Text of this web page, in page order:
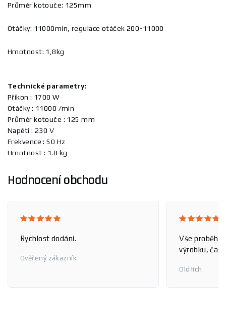
Průměr kotouče: 125mm
Otáčky: 11000min, regulace otáček 200-11000
Hmotnost: 1,8kg
Technické parametry:
Příkon : 1700 W
Otáčky : 11000 /min
Průměr kotouče : 125 mm
Napětí : 230 V
Frekvence : 50 Hz
Hmotnost : 1.8 kg
Hodnocení obchodu
Rychlost dodání.
Ověřený zákazník
Vše
výrobku, čas
Oldřich